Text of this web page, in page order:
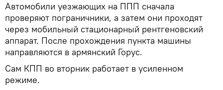
Автомобили уезжающих на ППП сначала
проверяют пограничники, а затем они проходят
через мобильный стационарный рентгеновский
аппарат. После прохождения пункта машины
направляются в армянский Горус.
Сам КПП во вторник работает в усиленном
режиме.